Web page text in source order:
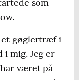
som
et gøglertræf i
i mig. Jeg er
været på